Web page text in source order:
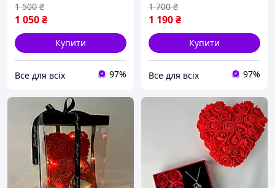
1 050₴
1 500 ₴
Купити
Все для всіх 97%
1 190₴
1 700 ₴
Купити
Все для всіх 97%